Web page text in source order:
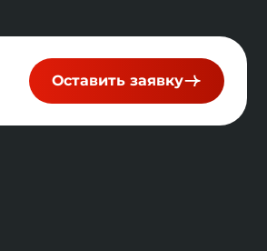
Оставить заявку